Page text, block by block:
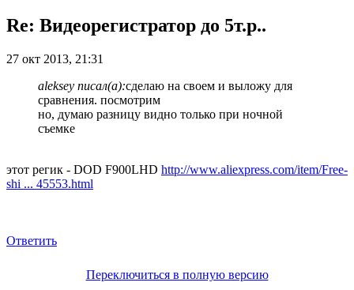
Re: Видеорегистратор до 5т.р..
27 окт 2013, 21:31
aleksey писал(а):сделаю на своем и выложу для
сравнения. посмотрим
но, думаю разницу видно только при ночной
съемке
этот регик - DOD F900LHD http://www.aliexpress.com/item/Free-
shi ... 45553.html
Ответить
Переключиться в полную версию